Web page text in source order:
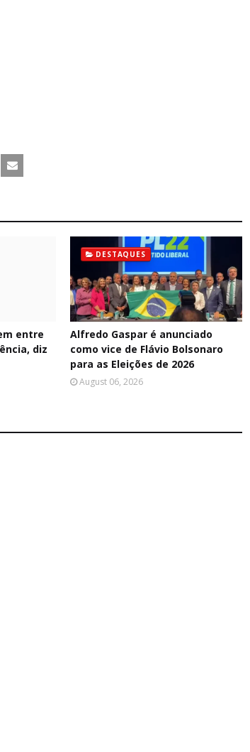
entre
diz
DESTAQUES
Alfredo Gaspar é anunciado
como vice de Flávio Bolsonaro
para as Eleições de 2026
August 06, 2026